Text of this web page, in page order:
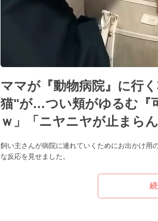
ママが『動物病院』に行
猫"が…つい頬がゆるむ『
ｗ」「ニヤニヤが止まら
飼い主さんが病院に連れていくためにお出かけ
な反応を見せました。